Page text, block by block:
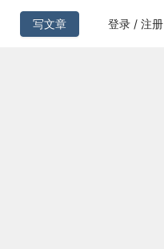
写文章 登录 / 注册